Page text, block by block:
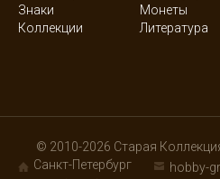
Знаки
Монеты
Коллекции
Литература
© 2010-2026 Старая
Санкт-Петербург
hobby-